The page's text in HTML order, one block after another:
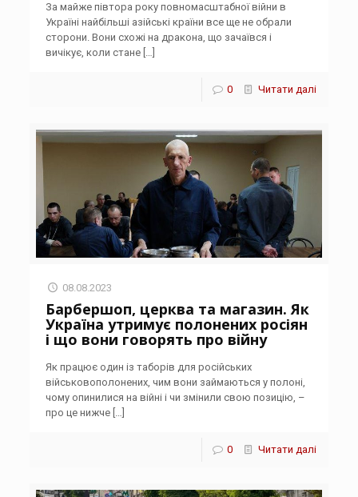
За майже півтора року повномасштабної війни в
Україні найбільші азійські країни все ще не обрали
сторони. Вони схожі на дракона, що зачаївся і
вичікує, коли стане […]
0 Читати далі
08.08.2023
Барбершоп, церква та магазин. Як
Україна утримує полонених росіян
і що вони говорять про війну
Як працює один із таборів для російських
військовополонених, чим вони займаються у полоні,
чому опинилися на війні і чи змінили свою позицію, –
про це нижче […]
0 Читати далі